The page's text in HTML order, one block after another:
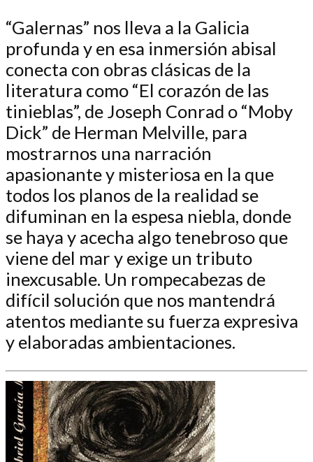
“Galernas” nos lleva a la Galicia
profunda y en esa inmersión abisal
conecta con obras clásicas de la
literatura como “El corazón de las
tinieblas”, de Joseph Conrad o “Moby
Dick” de Herman Melville, para
mostrarnos una narración
apasionante y misteriosa en la que
todos los planos de la realidad se
difuminan en la espesa niebla, donde
se haya y acecha algo tenebroso que
viene del mar y exige un tributo
inexcusable. Un rompecabezas de
difícil solución que nos mantendrá
atentos mediante su fuerza expresiva
y elaboradas ambientaciones.